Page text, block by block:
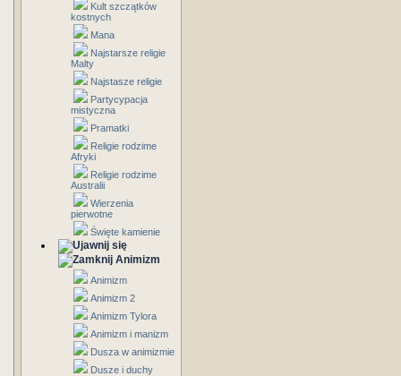
Kult szczątków
kostnych
Mana
Najstarsze religie
Malty
Najstasze religie
Partycypacja
mistyczna
Pramatki
Religie rodzime
Afryki
Religie rodzime
Australii
Wierzenia
pierwotne
Święte kamienie
Animizm
Animizm
Animizm 2
Animizm Tylora
Animizm i manizm
Dusza w animizmie
Dusze i duchy